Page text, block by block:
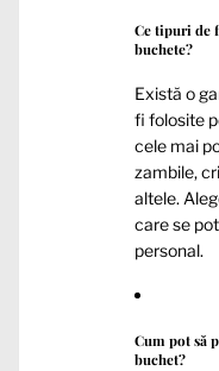
Ce tipuri de
buchete?
Există o
fi folosite
cele mai
zambile,
altele.
care se
personal.
Cum pot să
buchet?